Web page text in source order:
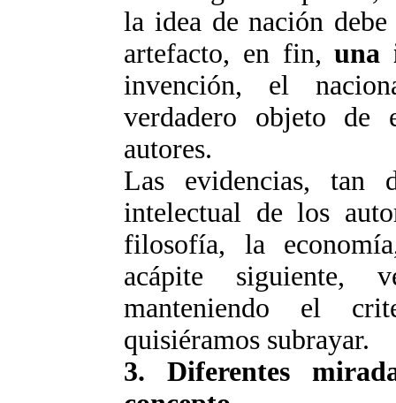
la idea de nación
artefacto, en fin,una
invención, el
verdadero objeto de
autores.
Las evidencias, tan
intelectual de los
filosofía, la
acápite siguiente,
manteniendo el
quisiéramos subrayar.
3. Diferentes